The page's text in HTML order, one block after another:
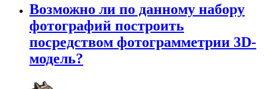
Возможно ли по данному набору
фотографий построить
посредством фотограмметрии 3D-
модель?